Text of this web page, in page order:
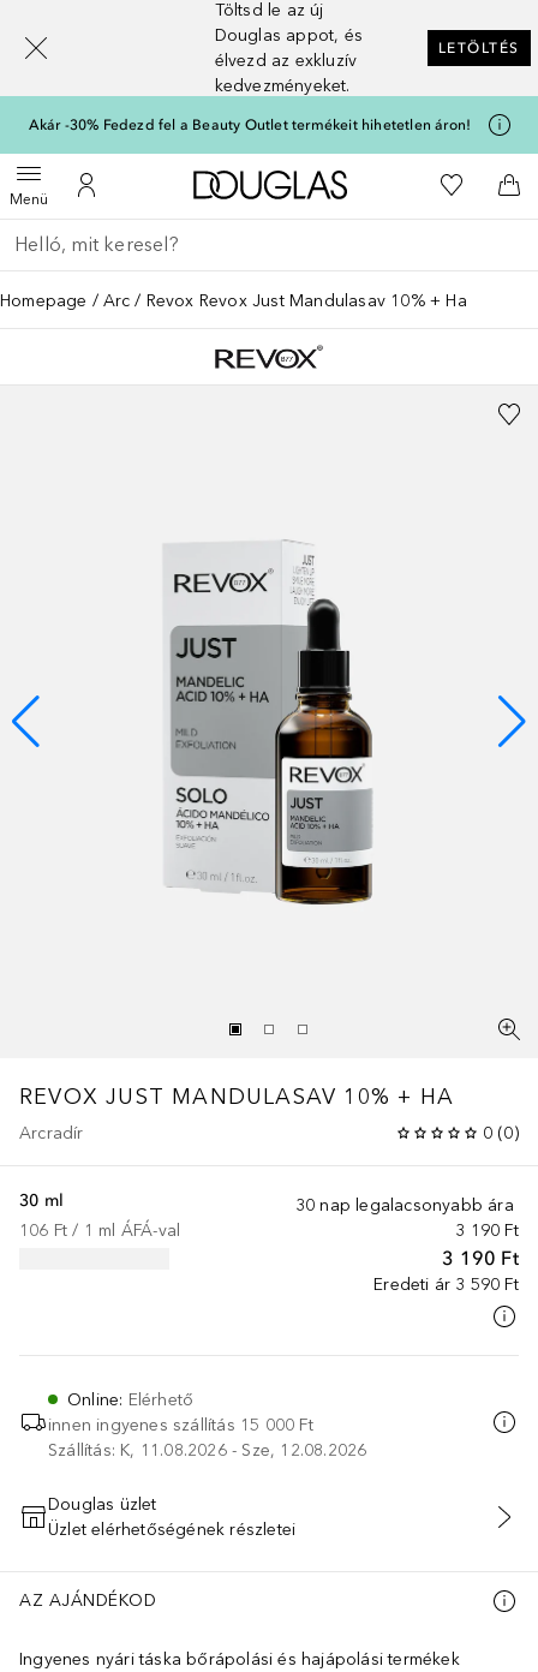
Töltsd le az új
Douglas appot, és
élvezd az exkluzív
kedvezményeket.
LETÖLTÉS
Akár -30% Fedezd fel a Beauty Outlet termékeit hihetetlen áron!
MenüMenü megnyitása
A fiókomhoz
A Douglas Főoldalra
A
Menj vissza
Keresés végrehajtása
Homepage Arc Revox Revox Just Mandulasav 10% + Ha
REVOX JUST MANDULASAV 10% + HA
Arcradír 0 (0)
30 nap legalacsonyabb ára
3 190 Ft
3 190 Ft
Eredeti ár 3 590 Ft
30 ml
106 Ft / 1 ml ÁFÁ-val
Online: Elérhető
innen ingyenes szállítás 15 000 Ft
Szállítás: K, 11.08.2026 - Sze, 12.08.2026
KOSÁRBA HELYEZÉS
Douglas üzlet
Üzlet elérhetőségének részletei
AZ AJÁNDÉKOD
Ingyenes nyári táska bőrápolási és hajápolási termékek
[navigation.slideout.screenreader]